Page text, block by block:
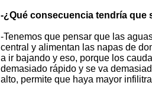
-¿Qué consecuencia tendría que
-Tenemos que pensar que las
central y alimentan las napas de
a ir bajando y eso, porque los
demasiado rápido y se va
alto, permite que haya mayor